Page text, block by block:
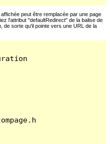
peut être remplacée par une page
l'attribut "defaultRedirect" de la balise de
de sorte qu'il pointe vers une URL de la